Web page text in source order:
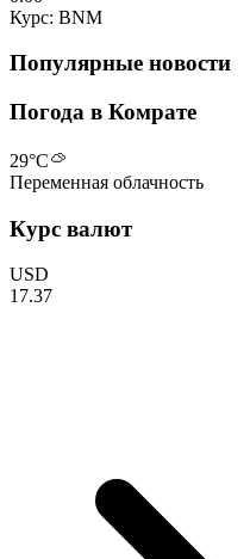
Курс: BNM
Популярные новости
Погода в Комрате
29°C
Переменная облачность
Курс валют
USD
17.37